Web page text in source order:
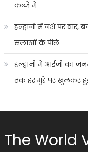
कब्जे में
हल्द्वानी में नशे पर
सलाखों के पीछे
हल्द्वानी में आईजी का
तक हर मुद्दे पर खुलकर हुई
The World